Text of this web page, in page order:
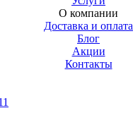
Тверь,
Калинина 3
info@mirapark.ru
О компании
Доставка и оплата
Блог
Акции
Контакты